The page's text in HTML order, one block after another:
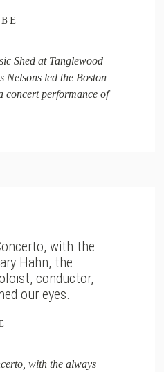
Shed at Tanglewood
Nelsons led the Boston
concert performance of
with the
Hahn, the
conductor,
our eyes.
with the always